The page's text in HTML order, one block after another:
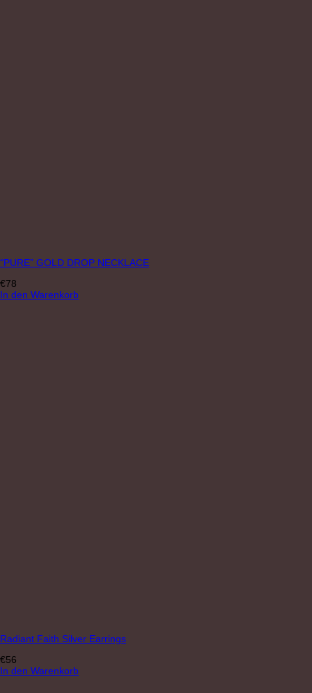
“PURE” GOLD DROP NECKLACE
€78
In den Warenkorb
Radiant Faith Silver Earrings
€56
In den Warenkorb